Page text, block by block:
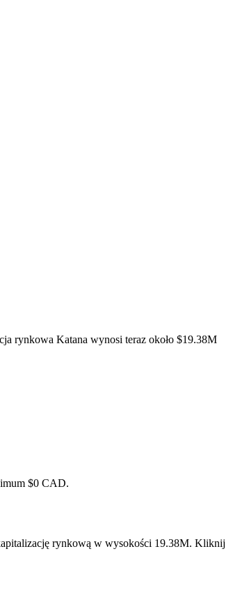
rynkowa Katana wynosi teraz około $19.38M
$0 CAD.
rynkową w wysokości 19.38M. Kliknij